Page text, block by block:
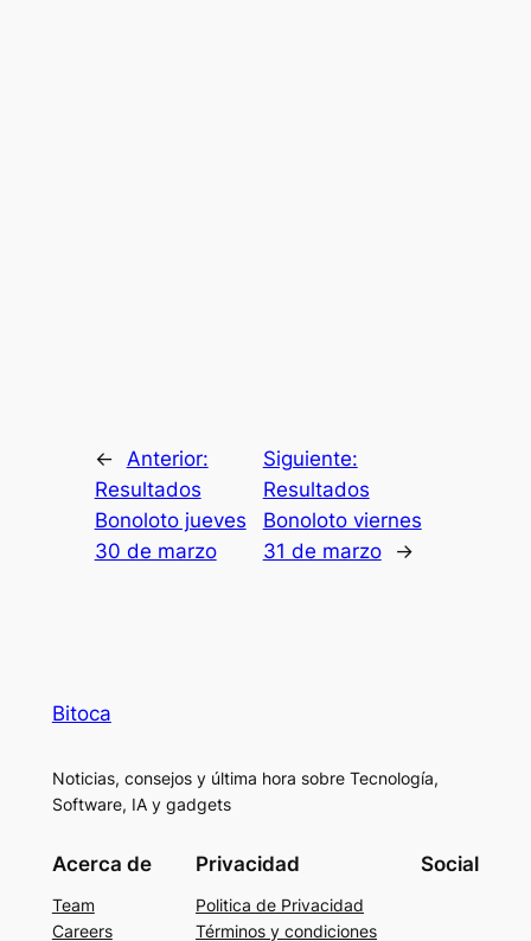
← Anterior:
Resultados
Bonoloto jueves
30 de marzo
Siguiente:
Resultados
Bonoloto viernes
31 de marzo
→
Bitoca
Noticias, consejos y última hora sobre Tecnología,
Software, IA y gadgets
Acerca de
Team
Careers
Privacidad
Politica de Privacidad
Términos y condiciones
Social